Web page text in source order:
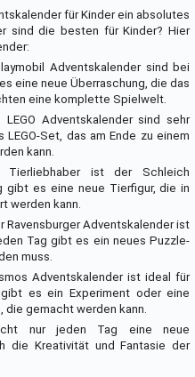
für Kinder ein absolutes
sind die besten für Kinder? Hier
Adventskalender sind bei
eine neue Überraschung, die das
eine komplette Spielwelt.
Adventskalender sind sehr
Set, das am Ende zu einem
kann.
Tierliebhaber ist der Schleich
gibt es eine neue Tierfigur, die in
werden kann.
Ravensburger Adventskalender ist
Tag gibt es ein neues Puzzle-
muss.
Adventskalender ist ideal für
es ein Experiment oder eine
gemacht werden kann.
nur jeden Tag eine neue
die Kreativität und Fantasie der